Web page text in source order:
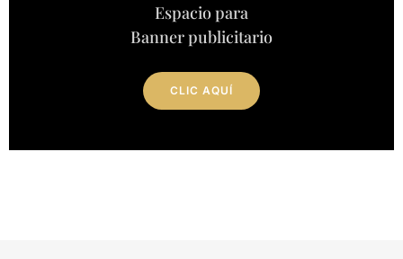
Espacio para
Banner publicitario
CLIC AQUÍ